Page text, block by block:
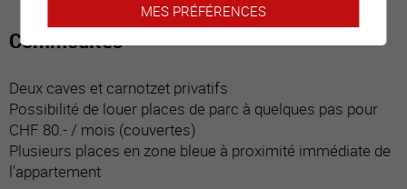
Commodités
Deux caves et carnotzet privatifs
Possibilité de louer places de parc à quelques pas pour
CHF 80.- / mois (couvertes)
Plusieurs places en zone bleue à proximité immédiate de
l'appartement
MES PRÉFÉRENCES